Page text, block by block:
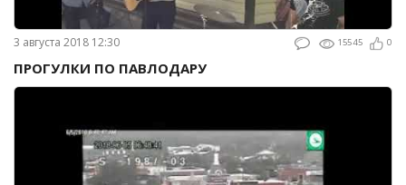
3 августа 2018 12:30 15545 0
ПРОГУЛКИ ПО ПАВЛОДАРУ